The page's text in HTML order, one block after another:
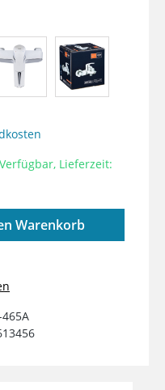
Lieferzeit:
den
Warenkorb